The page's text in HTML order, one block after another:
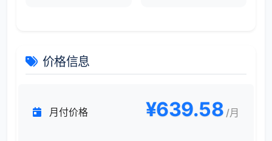
价格信息
月付价格 ¥639.58 /月